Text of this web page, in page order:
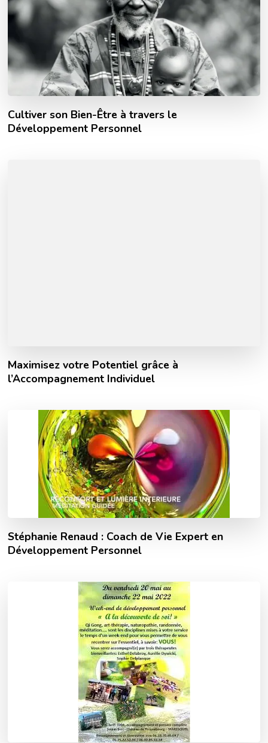
Cultiver son Bien-Être à travers le
Développement Personnel
Maximisez votre Potentiel grâce à
l’Accompagnement Individuel
Stéphanie Renaud : Coach de Vie Expert en
Développement Personnel